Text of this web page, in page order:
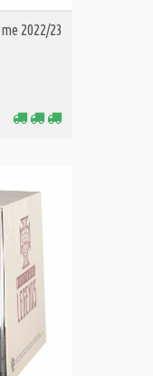
2022/23